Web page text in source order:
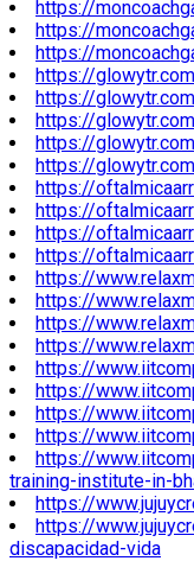
https://
https://
https://
https://
https://
https://
https://
https://
https://
https://
https://
https://
https://
https://
https://
https://
https://
https://
https://
https://
https://
training-institute-in-
https://
https://
discapacidad-vida